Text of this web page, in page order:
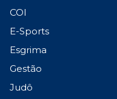
COI
E-Sports
Esgrima
Gestão
Judô